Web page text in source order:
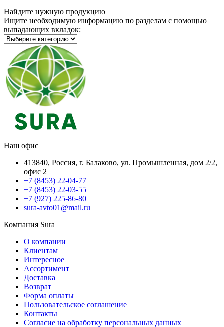
Найдите нужную продукцию
Ищите необходимую информацию по разделам с помощью
выпадающих вкладок:
Наш офис
413840, Россия, г. Балаково, ул. Промышленная, дом 2/2,
офис 2
+7 (8453) 22-04-77
+7 (8453) 22-03-55
+7 (927) 225-86-80
sura-avto01@mail.ru
Компания Sura
О компании
Клиентам
Интересное
Ассортимент
Доставка
Возврат
Форма оплаты
Пользовательское соглашение
Контакты
Согласие на обработку персональных данных